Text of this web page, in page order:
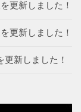
更新しました！
更新しました！
新しました！